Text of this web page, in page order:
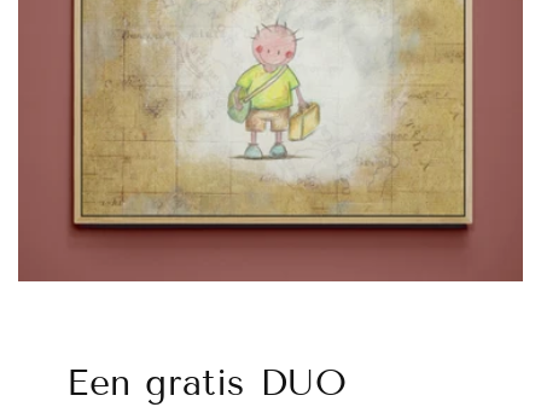
Een gratis DUO